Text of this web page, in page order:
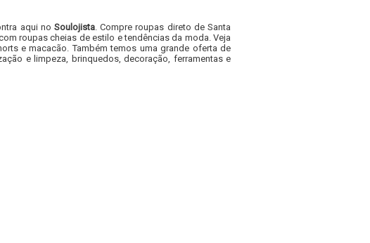
aqui no Soulojista. Compre roupas direto de Santa
roupas cheias de estilo e tendências da moda. Veja
e macacão. Também temos uma grande oferta de
e limpeza, brinquedos, decoração, ferramentas e